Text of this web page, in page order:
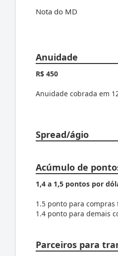
Nota do MD
Anuidade
R$ 450
Anuidade cobrada em
Spread/ágio
Acúmulo de
1,4 a 1,5 pontos por
1.5 ponto para compras
1.4 ponto para demais
Parceiros para